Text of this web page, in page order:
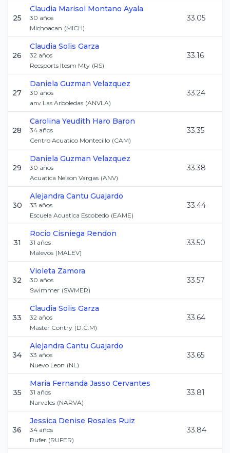
25
Claudia Marisol Montano Ayala
30 años
Michoacan (MICH)
33.05
26
Claudia Solis Garza
32 años
Recsports Itesm Mty (RS)
33.16
27
Daniela Guzman Velazquez
30 años
anv Las Arboledas (ANVLA)
33.24
28
Carolina Yeudith Haro Baron
34 años
Centro Acuatico Montecillo (CAM)
33.35
29
Daniela Guzman Velazquez
30 años
Acuatica Nelson Vargas (ANV)
33.38
30
Alejandra Cantu Guajardo
33 años
Escuela Acuatica Escobedo (EAME)
33.44
31
Rocio Cisniega Rendon
31 años
Malevos (MALEV)
33.50
32
Violeta Zamora
30 años
Swimmer (SWMER)
33.57
33
Claudia Solis Garza
32 años
Master Contry (D.C.M)
33.64
34
Alejandra Cantu Guajardo
33 años
Nuevo Leon (NL)
33.65
35
Maria Fernanda Jasso Cervantes
31 años
Narvales (NARVA)
33.81
36
Jessica Denise Rosales Ruiz
34 años
Rufer (RUFER)
33.84